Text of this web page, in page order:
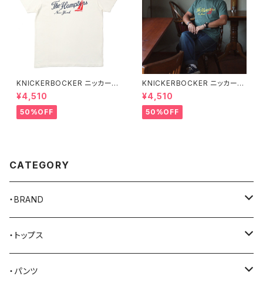
KNICKERBOCKER ニッカーボ
ッカー MILK ハンプトン Tシャ
ツ
¥4,510
50%OFF
KNICKERBOCKER ニッカーボ
ッカー GREEN ハンプトン Tシ
ャツ
¥4,510
50%OFF
CATEGORY
・BRAND
AKER
Alden
・トップス
Tシャツ
・パンツ